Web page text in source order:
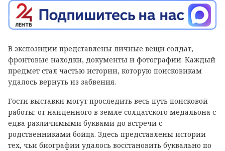
В экспозиции представлены личные вещи солдат,
фронтовые находки, документы и фотографии. Каждый
предмет стал частью истории, которую поисковикам
удалось вернуть из забвения.
Гости выставки могут проследить весь путь поисковой
работы: от найденного в земле солдатского медальона с
едва различимыми буквами до встречи с
родственниками бойца. Здесь представлены истории
тех, чьи биографии удалось восстановить буквально по